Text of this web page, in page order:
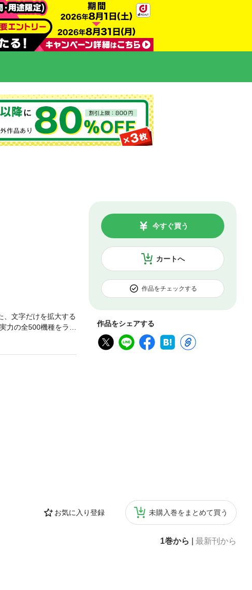
カートへ
今すぐ買う
作品をチェックする
作品をシェアする
お気に入り登録 未購入巻をまとめて買う
1巻から 最新刊から
、文字だけを拡大する
力の全500機種をラン
フェアウェイウッ